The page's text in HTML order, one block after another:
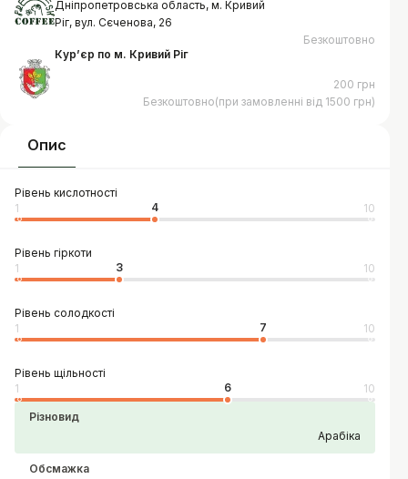
Опис
Рівень кислотності
1
4 10
Рівень гіркоти
1
3 10
Рівень солодкості
1
7 10
Рівень щільності
1
6 10
Різновид
Арабіка
Обсмажка
Дніпропетровська область, м. Кривий
Ріг, вул. Сєченова, 26
Безкоштовно
Курʼєр по м. Кривий Ріг
200 грн
Безкоштовно(при замовленні від 1500 грн)